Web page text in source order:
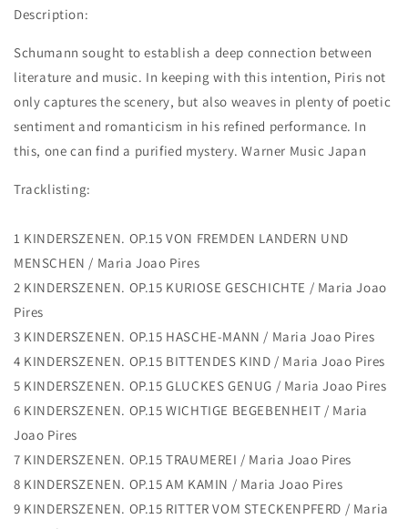
Description:
Schumann sought to establish a deep connection between
literature and music. In keeping with this intention, Piris not
only captures the scenery, but also weaves in plenty of poetic
sentiment and romanticism in his refined performance. In
this, one can find a purified mystery. Warner Music Japan
Tracklisting:
1 KINDERSZENEN. OP.15 VON FREMDEN LANDERN UND
MENSCHEN / Maria Joao Pires
2 KINDERSZENEN. OP.15 KURIOSE GESCHICHTE / Maria Joao
Pires
3 KINDERSZENEN. OP.15 HASCHE-MANN / Maria Joao Pires
4 KINDERSZENEN. OP.15 BITTENDES KIND / Maria Joao Pires
5 KINDERSZENEN. OP.15 GLUCKES GENUG / Maria Joao Pires
6 KINDERSZENEN. OP.15 WICHTIGE BEGEBENHEIT / Maria
Joao Pires
7 KINDERSZENEN. OP.15 TRAUMEREI / Maria Joao Pires
8 KINDERSZENEN. OP.15 AM KAMIN / Maria Joao Pires
9 KINDERSZENEN. OP.15 RITTER VOM STECKENPFERD / Maria